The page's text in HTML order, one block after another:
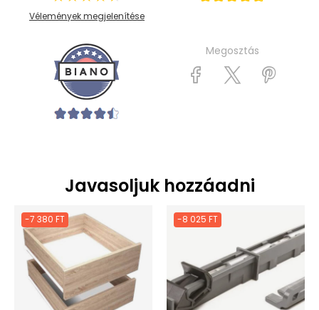
Vélemények megjelenítése
Megosztás
Javasoljuk hozzáadni
-7 380 FT -8 025 FT